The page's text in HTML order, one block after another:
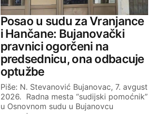
Posao u sudu za Vranjance
i Hančane: Bujanovački
pravnici ogorčeni na
predsednicu, ona odbacuje
optužbe
Piše: N. Stevanović Bujanovac, 7. avgust
2026. Radna mesta “sudijski pomoćnik”
u Osnovnom sudu u Bujanovcu